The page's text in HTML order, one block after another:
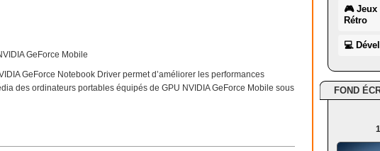
GeForce Mobile
GeForce Notebook Driver permet d’améliorer les performances
des ordinateurs portables équipés de GPU NVIDIA GeForce Mobile sous
🎮 Jeux
Rétro
💻
FOND